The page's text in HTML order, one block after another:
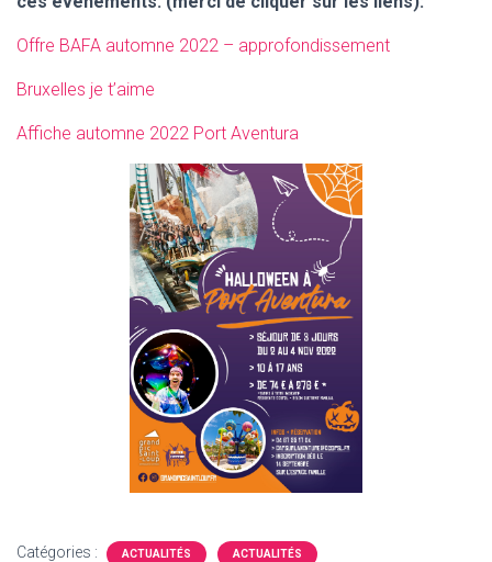
Offre BAFA automne 2022 – approfondissement
Bruxelles je t’aime
Affiche automne 2022 Port Aventura
Catégories : ACTUALITÉS ACTUALITÉS